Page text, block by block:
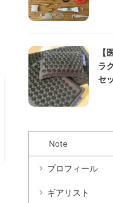
【
ラ
セ
Note
プロフィール
ギアリスト